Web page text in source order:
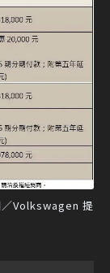
Volkswagen 提